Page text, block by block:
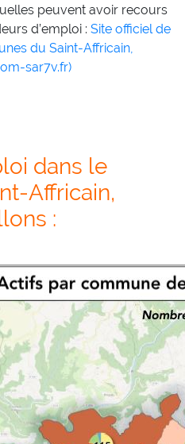
peuvent avoir recours
d’emploi : Site officiel de
du Saint-Affricain,
sar7v.fr)
dans le
Affricain,
: